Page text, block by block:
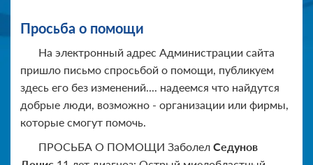
Просьба о помощи
На электронный адрес Администрации сайта
пришло письмо спросьбой о помощи, публикуем
здесь его без изменений.... надеемся что найдутся
добрые люди, возможно - организации или фирмы,
которые смогут помочь.
ПРОСЬБА О ПОМОЩИ Заболел Седунов